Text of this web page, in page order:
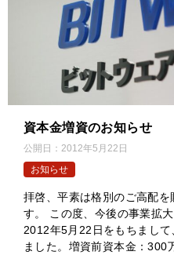
資本金増資のお知らせ
公開日： 2012年5月22日
お知らせ
拝啓、平素は格別のご高配
す。 この度、今後の事業拡
2012年5月22日をもちまし
ました。増資前資本金：300